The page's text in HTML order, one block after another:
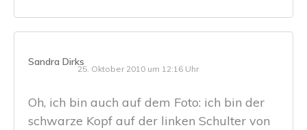
Sandra Dirks
25. Oktober 2010 um 12:16 Uhr
Oh, ich bin auch auf dem Foto: ich bin der
schwarze Kopf auf der linken Schulter von